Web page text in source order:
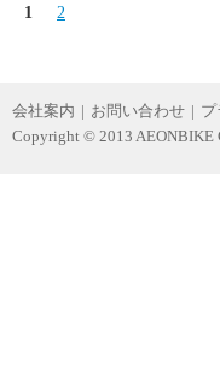
1 2
会社案内 | お問い合わせ |
Copyright © 2013 AEONBIKE